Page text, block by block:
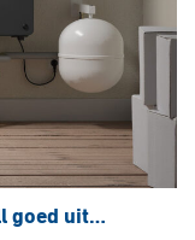
goed uit…